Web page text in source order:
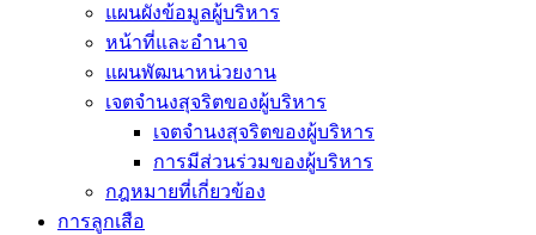
แผนผังข้อมูลผู้บริหาร
หน้าที่และอำนาจ
แผนพัฒนาหน่วยงาน
เจตจำนงสุจริตของผู้บริหาร
เจตจำนงสุจริตของผู้บริหาร
การมีส่วนร่วมของผู้บริหาร
กฎหมายที่เกี่ยวข้อง
การลูกเสือ